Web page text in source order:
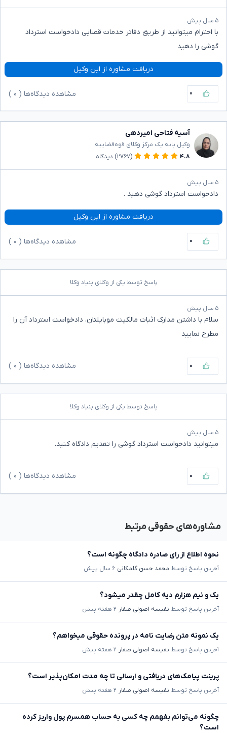
۵ سال پیش
با احترام میتوانید از طریق دفاتر خدمات قضایی دادخواست استرداد
گوشی را دهید
دریافت مشاوره از این وکیل
۰ مشاهده دیدگاه‌ها ( ۰
آسیه فتاحی امیردهی
وکیل پایه یک مرکز وکلای قوه‌قضاییه
۴.۸
(۲۷۶۷) دیدگاه
۵ سال پیش
دادخواست استرداد گوشی دهید .
دریافت مشاوره از این وکیل
۰ مشاهده دیدگاه‌ها ( ۰
پاسخ توسط یکی از وکلای بنیاد وکلا
۵ سال پیش
سلام با داشتن مدارک اثبات مالکیت موبایلتان، دادخواست استرداد آن را
مطرح نمایید
۰ مشاهده دیدگاه‌ها ( ۰
پاسخ توسط یکی از وکلای بنیاد وکلا
۵ سال پیش
میتوانید دادخواست استرداد گوشی را تقدیم دادگاه کنید.
۰ مشاهده دیدگاه‌ها ( ۰
مشاوره‌های حقوقی مرتبط
نحوه اطلاع از رای صادره دادگاه چگونه است؟
آخرین پاسخ توسط محمد حسن گلمکانی ۶ سال پیش
یک و نیم هزارم دیه کامل چقدر میشود؟
آخرین پاسخ توسط نفیسه اصولی صفار ۲ هفته پیش
یک نمونه متن رضایت نامه در پرونده حقوقی میخواهم؟
آخرین پاسخ توسط نفیسه اصولی صفار ۲ هفته پیش
پرینت پیامک‌های دریافتی و ارسالی تا چه مدت امکان‌پذیر است؟
آخرین پاسخ توسط نفیسه اصولی صفار ۲ هفته پیش
چگونه می‌توانم بفهمم چه کسی به حساب همسرم پول واریز کرده
است؟